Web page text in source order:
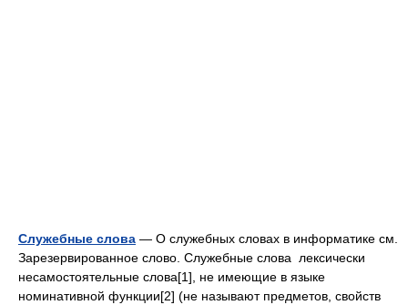
Служебные слова — О служебных словах в информатике см.
Зарезервированное слово. Служебные слова лексически
несамостоятельные слова[1], не имеющие в языке
номинативной функции[2] (не называют предметов, свойств